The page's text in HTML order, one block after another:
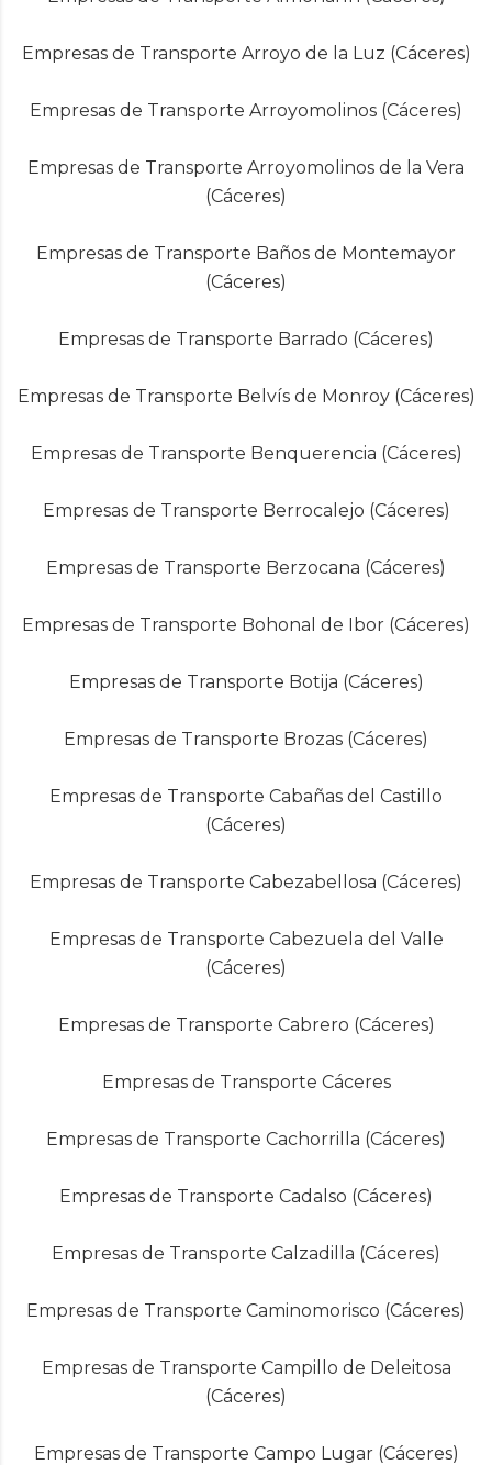
Empresas de Transporte Arroyo de la Luz (Cáceres)
Empresas de Transporte Arroyomolinos (Cáceres)
Empresas de Transporte Arroyomolinos de la Vera
(Cáceres)
Empresas de Transporte Baños de Montemayor
(Cáceres)
Empresas de Transporte Barrado (Cáceres)
Empresas de Transporte Belvís de Monroy (Cáceres)
Empresas de Transporte Benquerencia (Cáceres)
Empresas de Transporte Berrocalejo (Cáceres)
Empresas de Transporte Berzocana (Cáceres)
Empresas de Transporte Bohonal de Ibor (Cáceres)
Empresas de Transporte Botija (Cáceres)
Empresas de Transporte Brozas (Cáceres)
Empresas de Transporte Cabañas del Castillo
(Cáceres)
Empresas de Transporte Cabezabellosa (Cáceres)
Empresas de Transporte Cabezuela del Valle
(Cáceres)
Empresas de Transporte Cabrero (Cáceres)
Empresas de Transporte Cáceres
Empresas de Transporte Cachorrilla (Cáceres)
Empresas de Transporte Cadalso (Cáceres)
Empresas de Transporte Calzadilla (Cáceres)
Empresas de Transporte Caminomorisco (Cáceres)
Empresas de Transporte Campillo de Deleitosa
(Cáceres)
Empresas de Transporte Campo Lugar (Cáceres)